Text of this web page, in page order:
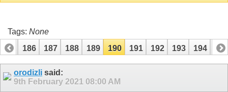
Tags: None
185
186 187 188 189 190 191 192 193 194 195
206
orodizli said:
9th February 2021 08:00 AM